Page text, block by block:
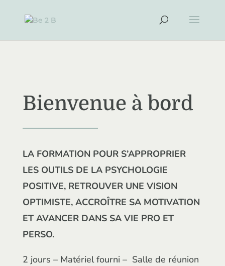
Bienvenue à bord
LA FORMATION POUR S’APPROPRIER
LES OUTILS DE LA PSYCHOLOGIE
POSITIVE, RETROUVER UNE VISION
OPTIMISTE, ACCROÎTRE SA MOTIVATION
ET AVANCER DANS SA VIE PRO ET
PERSO.
2 jours – Matériel fourni – Salle de réunion